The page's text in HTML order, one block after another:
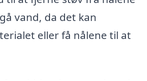
vand, da det kan
eller få nålene til at